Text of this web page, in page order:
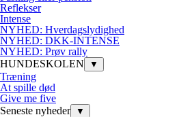
Reflekser
Intense
NYHED: Hverdagslydighed
NYHED: DKK-INTENSE
NYHED: Prøv rally
HUNDESKOLEN
▼
Træning
At spille død
Give me five
Seneste nyheder
▼